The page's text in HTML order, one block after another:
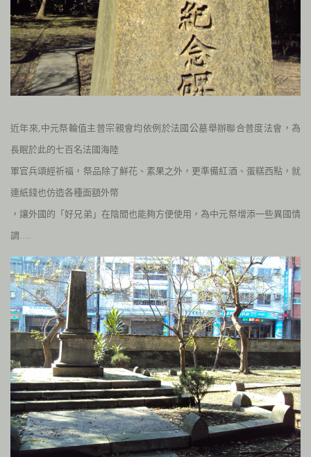
近年來,中元祭輪值主普宗親會均依例於法國公墓舉辦聯合普度法會，為
長眠於此的七百名法國海陸
軍官兵頌經祈福，祭品除了鮮花、素果之外，更準備紅酒、蛋糕西點，就
連紙錢也仿造各種面額外幣
，讓外國的「好兄弟」在陰間也能夠方便使用，為中元祭增添一些異國情
調….